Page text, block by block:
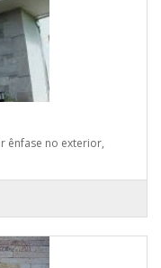
ênfase no exterior,